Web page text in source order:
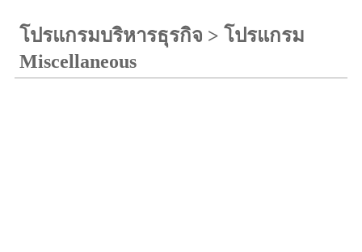
โปรแกรมบริหารธุรกิจ > โปรแกรม
Miscellaneous